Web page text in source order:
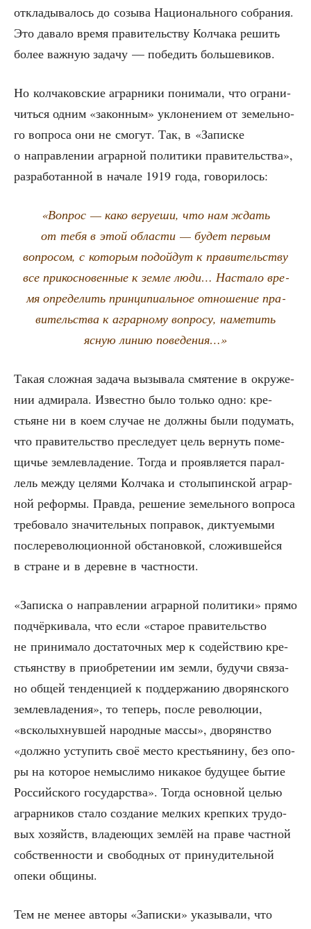
откла­ды­ва­лось до созы­ва Наци­о­наль­но­го собра­ния.
Это дава­ло вре­мя пра­ви­тель­ству Кол­ча­ка решить
более важ­ную зада­чу — побе­дить большевиков.
Но кол­ча­ков­ские аграр­ни­ки пони­ма­ли, что огра­ни­
чить­ся одним «закон­ным» укло­не­ни­ем от земель­но­
го вопро­са они не смо­гут. Так, в «Запис­ке
о направ­ле­нии аграр­ной поли­ти­ки пра­ви­тель­ства»,
раз­ра­бо­тан­ной в нача­ле 1919 года, говорилось:
«Вопрос — како веру­е­ши, что нам ждать
от тебя в этой обла­сти — будет пер­вым
вопро­сом, с кото­рым подой­дут к пра­ви­тель­ству
все при­кос­но­вен­ные к зем­ле люди… Наста­ло вре­
мя опре­де­лить прин­ци­пи­аль­ное отно­ше­ние пра­
ви­тель­ства к аграр­но­му вопро­су, наме­тить
ясную линию поведения…»
Такая слож­ная зада­ча вызы­ва­ла смя­те­ние в окру­же­
нии адми­ра­ла. Извест­но было толь­ко одно: кре­
стьяне ни в коем слу­чае не долж­ны были поду­мать,
что пра­ви­тель­ство пре­сле­ду­ет цель вер­нуть поме­
щи­чье зем­ле­вла­де­ние. Тогда и про­яв­ля­ет­ся парал­
лель меж­ду целя­ми Кол­ча­ка и сто­лы­пин­ской аграр­
ной рефор­мы. Прав­да, реше­ние земель­но­го вопро­са
тре­бо­ва­ло зна­чи­тель­ных попра­вок, дик­ту­е­мы­ми
после­ре­во­лю­ци­он­ной обста­нов­кой, сло­жив­шей­ся
в стране и в деревне в частности.
«Запис­ка о направ­ле­нии аграр­ной поли­ти­ки» пря­мо
под­чёр­ки­ва­ла, что если «ста­рое пра­ви­тель­ство
не при­ни­ма­ло доста­точ­ных мер к содей­ствию кре­
стьян­ству в при­об­ре­те­нии им зем­ли, будучи свя­за­
но общей тен­ден­ци­ей к под­дер­жа­нию дво­рян­ско­го
зем­ле­вла­де­ния», то теперь, после рево­лю­ции,
«вско­лых­нув­шей народ­ные мас­сы», дво­рян­ство
«долж­но усту­пить своё место кре­стья­ни­ну, без опо­
ры на кото­рое немыс­ли­мо ника­кое буду­щее бытие
Рос­сий­ско­го госу­дар­ства». Тогда основ­ной целью
аграр­ни­ков ста­ло созда­ние мел­ких креп­ких тру­до­
вых хозяйств, вла­де­ю­щих зем­лёй на пра­ве част­ной
соб­ствен­но­сти и сво­бод­ных от при­ну­ди­тель­ной
опе­ки общины.
Тем не менее авто­ры «Запис­ки» ука­зы­ва­ли, что